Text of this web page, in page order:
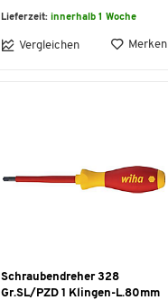
Lieferzeit: innerhalb 1 Woche
Vergleichen Merken
Schraubendreher 328
Gr.SL/PZD 1 Klingen-L.80mm